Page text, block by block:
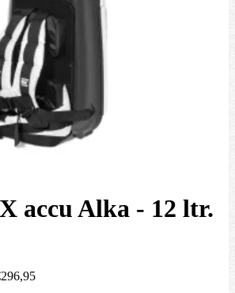
accu Alka - 12 ltr.